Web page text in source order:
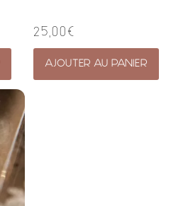
25,00 €
AJOUTER AU PANIER